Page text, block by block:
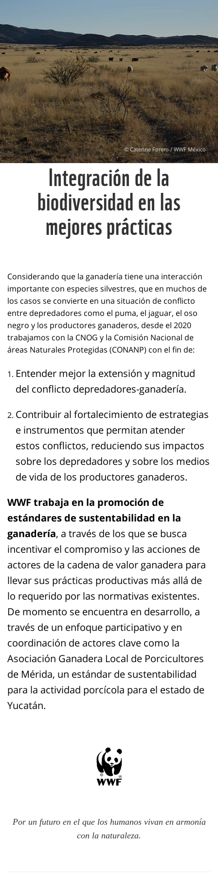
© Caterine Forero / WWF México
Integración de la
biodiversidad en las
mejores prácticas
Considerando que la ganadería tiene una interacción
importante con especies silvestres, que en muchos de
los casos se convierte en una situación de conflicto
entre depredadores como el puma, el jaguar, el oso
negro y los productores ganaderos, desde el 2020
trabajamos con la CNOG y la Comisión Nacional de
áreas Naturales Protegidas (CONANP) con el fin de:
Entender mejor la extensión y magnitud
del conflicto depredadores-ganadería.
Contribuir al fortalecimiento de estrategias
e instrumentos que permitan atender
estos conflictos, reduciendo sus impactos
sobre los depredadores y sobre los medios
de vida de los productores ganaderos.
WWF trabaja en la promoción de
estándares de sustentabilidad en la
ganadería, a través de los que se busca
incentivar el compromiso y las acciones de
actores de la cadena de valor ganadera para
llevar sus prácticas productivas más allá de
lo requerido por las normativas existentes.
De momento se encuentra en desarrollo, a
través de un enfoque participativo y en
coordinación de actores clave como la
Asociación Ganadera Local de Porcicultores
de Mérida, un estándar de sustentabilidad
para la actividad porcícola para el estado de
Yucatán.
Por un futuro en el que los humanos vivan en armonía
con la naturaleza.